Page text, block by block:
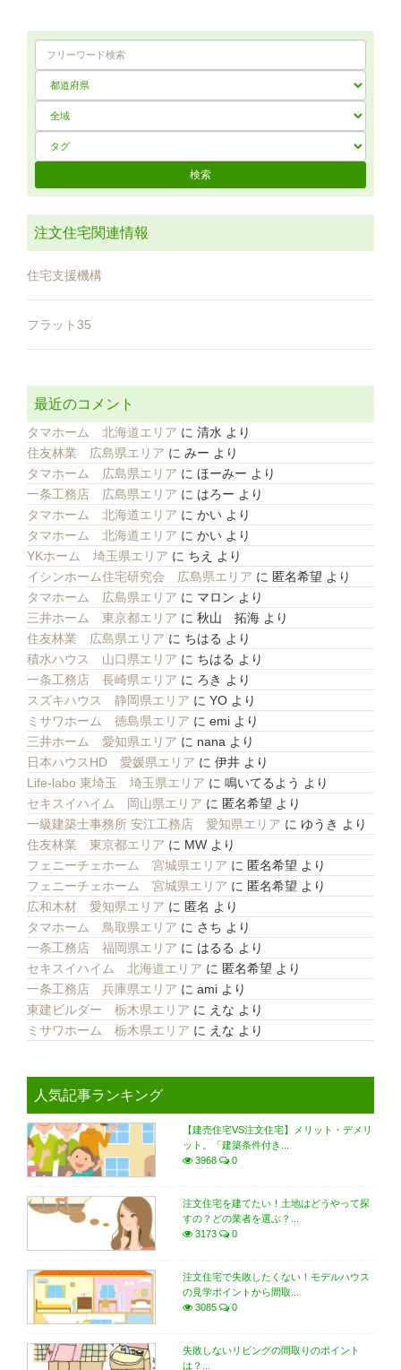
注文住宅関連情報
住宅支援機構
フラット35
最近のコメント
タマホーム 北海道エリア に 清水 より
住友林業 広島県エリア に みー より
タマホーム 広島県エリア に ほーみー より
一条工務店 広島県エリア に はろー より
タマホーム 北海道エリア に かい より
タマホーム 北海道エリア に かい より
YKホーム 埼玉県エリア に ちえ
より
イシンホーム住宅研究会 広島県エリア に 匿名希望 より
タマホーム 広島県エリア に マロン より
三井ホーム 東京都エリア に 秋山 拓海 より
住友林業 広島県エリア に ちはる より
積水ハウス 山口県エリア に ちはる より
一条工務店 長崎県エリア に ろき より
スズキハウス 静岡県エリア に YO より
ミサワホーム 徳島県エリア に emi より
三井ホーム 愛知県エリア に nana より
日本ハウスHD 愛媛県エリア に 伊井 より
Life-labo 東埼玉 埼玉県エリア に 鳴いてるよう より
セキスイハイム 岡山県エリア に 匿名希望 より
一級建築士事務所 安江工務店 愛知県エリア に ゆうき より
住友林業 東京都エリア に MW より
フェニーチェホーム 宮城県エリア に 匿名希望 より
フェニーチェホーム 宮城県エリア に 匿名希望 より
広和木材 愛知県エリア に 匿名 より
タマホーム 鳥取県エリア に さち より
一条工務店 福岡県エリア に はるる より
セキスイハイム 北海道エリア に 匿名希望 より
一条工務店 兵庫県エリア に ami より
東建ビルダー 栃木県エリア に えな より
ミサワホーム 栃木県エリア に えな より
人気記事ランキング
【建売住宅VS注文住宅】メリット・デメリ
ット。「建築条件付き...
3968
0
注文住宅を建てたい！土地はどうやって探
すの？どの業者を選ぶ？...
3173
0
注文住宅で失敗したくない！モデルハウス
の見学ポイントから間取...
3085
0
失敗しないリビングの間取りのポイント
は？...